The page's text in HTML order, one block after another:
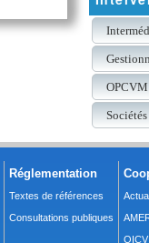
OPCVM
Réglementation
Textes de références
Consultations publiques
OICV